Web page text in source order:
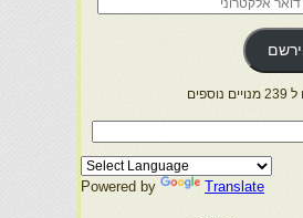
Powered by Translate